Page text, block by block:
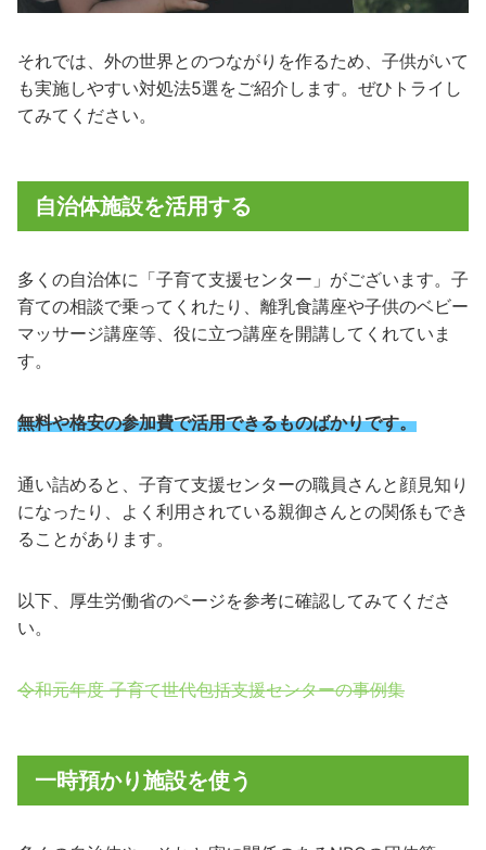
それでは、外の世界とのつながりを作るため、子供がいて
も実施しやすい対処法5選をご紹介します。ぜひトライし
てみてください。
自治体施設を活用する
多くの自治体に「子育て支援センター」がございます。子
育ての相談で乗ってくれたり、離乳食講座や子供のベビー
マッサージ講座等、役に立つ講座を開講してくれていま
す。
無料や格安の参加費で活用できるものばかりです。
通い詰めると、子育て支援センターの職員さんと顔見知り
になったり、よく利用されている親御さんとの関係もでき
ることがあります。
以下、厚生労働省のページを参考に確認してみてくださ
い。
令和元年度 子育て世代包括支援センターの事例集
一時預かり施設を使う